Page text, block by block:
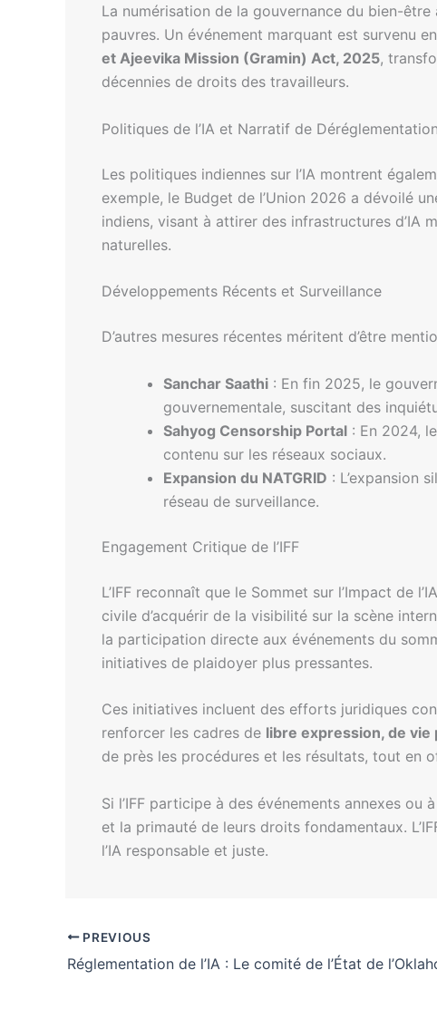
La numérisation de la gouvernance du bien-
pauvres. Un événement marquant est survenu
et Ajeevika Mission (Gramin) Act, 2025,
décennies de droits des travailleurs.
Politiques de l’IA et Narratif de Déréglementation
Les politiques indiennes sur l’IA montrent
exemple, le Budget de l’Union 2026 a dévoilé
indiens, visant à attirer des infrastructures d’IA
naturelles.
Développements Récents et Surveillance
D’autres mesures récentes méritent d’être
Sanchar Saathi : En fin 2025, le
gouvernementale, suscitant des
Sahyog Censorship Portal : En 2024,
contenu sur les réseaux sociaux.
Expansion du NATGRID : L’expansion
réseau de surveillance.
Engagement Critique de l’IFF
L’IFF reconnaît que le Sommet sur l’Impact de
civile d’acquérir de la visibilité sur la scène
la participation directe aux événements du
initiatives de plaidoyer plus pressantes.
Ces initiatives incluent des efforts juridiques
renforcer les cadres de libre expression, de
de près les procédures et les résultats, tout en
Si l’IFF participe à des événements annexes
et la primauté de leurs droits fondamentaux.
l’IA responsable et juste.
PREVIOUS